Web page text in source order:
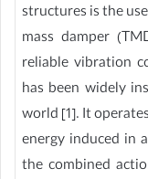
structures is the
mass damper
reliable vibration
has been widely
world [1]. It
energy induced in
the combined